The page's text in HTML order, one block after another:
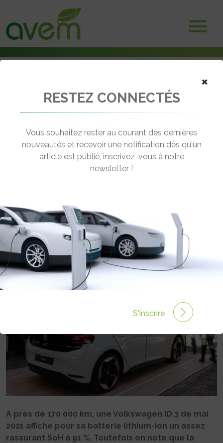
L’Adac met en avant la longévité de la batterie sur Volkswagen ID.3
← Revenir aux actualités
LONGÉVITÉ DE LA BATTERIE SUR
VOLKSWAGEN ID.3
Rédigé par Philippe Schwoerer le 01 Août 2025 à 06:00
0 commentaires
A près de 170 000 km, une Volkswagen ID.3 de mai
2021 affiche pour sa batterie lithium-ion un assez
rassurant SoH à 91 %. Toutefois on note que la
×
RESTEZ CONNECTÉS
Vous souhaitez rester au courant des dernières
nouveautés et recevoir une notification dès qu'un
article est publié, inscrivez-vous à notre
newsletter !
S'inscrire